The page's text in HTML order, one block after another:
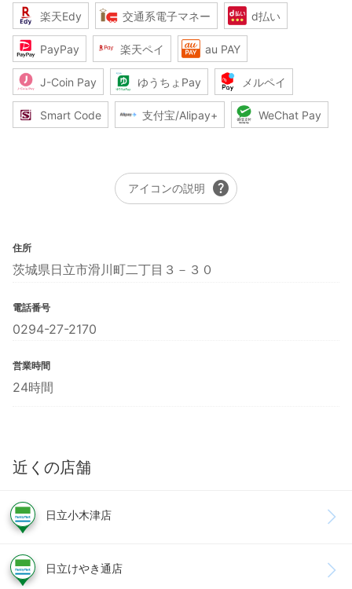
楽天Edy 交通系電子マネー d払い
PayPay 楽天ペイ au PAY
J-Coin Pay ゆうちょPay メルペイ
Smart Code 支付宝/Alipay+ WeChat Pay
アイコンの説明 help
住所
茨城県日立市滑川町二丁目３－３０
電話番号
0294-27-2170
営業時間
24時間
近くの店舗
日立小木津店
日立けやき通店